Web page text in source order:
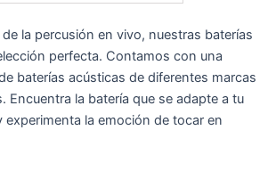
la percusión en vivo, nuestras baterías
perfecta. Contamos con una
baterías acústicas de diferentes marcas
Encuentra la batería que se adapte a tu
experimenta la emoción de tocar en